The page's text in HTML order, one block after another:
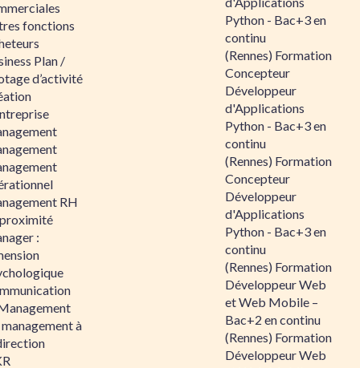
fonctions
Plan /
d’activité
RH
:
à
Python - Bac+3 en
continu
(Rennes) Formation
Concepteur
Développeur
d'Applications
Python - Bac+3 en
continu
(Rennes) Formation
Concepteur
Développeur
d'Applications
Python - Bac+3 en
continu
(Rennes) Formation
Développeur Web
et Web Mobile –
Bac+2 en continu
(Rennes) Formation
Développeur Web